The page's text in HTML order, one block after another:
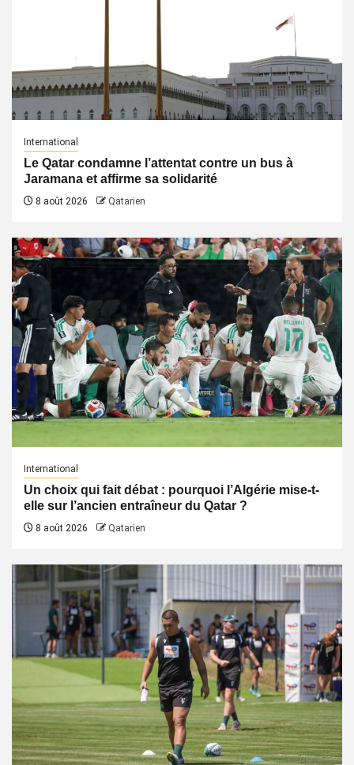
International
Le Qatar condamne l’attentat contre un bus à
Jaramana et affirme sa solidarité
8 août 2026 Qatarien
International
Un choix qui fait débat : pourquoi l’Algérie mise-t-
elle sur l’ancien entraîneur du Qatar ?
8 août 2026 Qatarien